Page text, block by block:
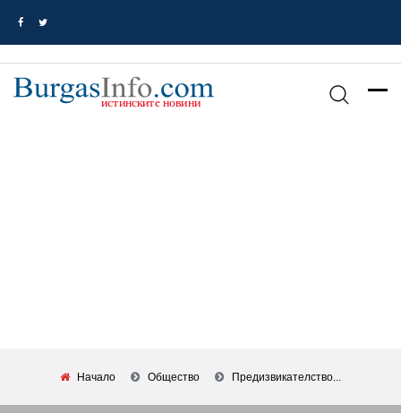
Начало Общество Предизвикателство...